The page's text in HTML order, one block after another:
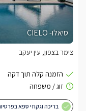
סיאלו- CIELO
צימר בצפון, עין יעקב
בריכה וגקוזי ספא